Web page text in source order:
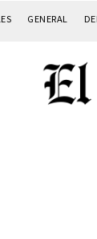
GENERAL